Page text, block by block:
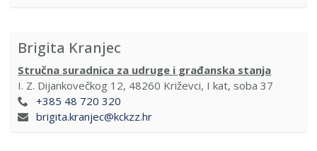
Brigita Kranjec
Stručna suradnica za udruge i građanska stanja
I. Z. Dijankovečkog 12, 48260 Križevci, I kat, soba 37
+385 48 720 320
brigita.kranjec@kckzz.hr